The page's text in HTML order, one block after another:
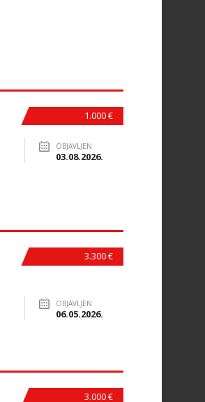
1.000 €
OBJAVLJEN
03.08.2026.
3.300 €
OBJAVLJEN
06.05.2026.
3.000 €